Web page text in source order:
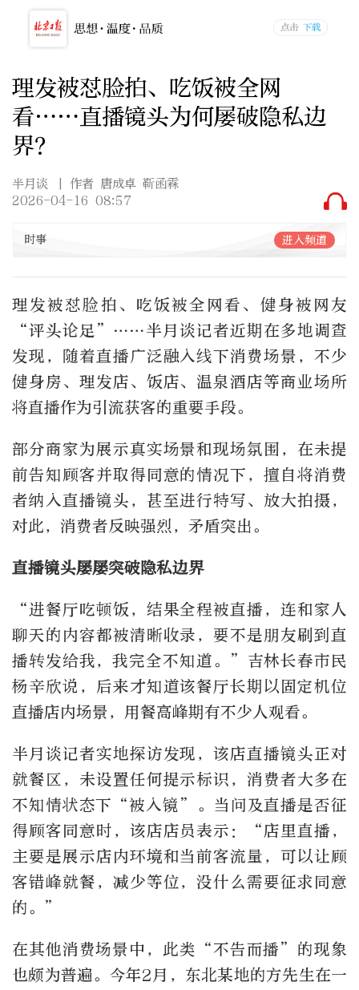
理发被怼脸拍、吃饭被全网
看……直播镜头为何屡破隐私边
界？
半月谈
| 作者 唐成卓 靳函霖
2026-04-16 08:57
时事 进入频道
理发被怼脸拍、吃饭被全网看、健身被网友
“评头论足”……半月谈记者近期在多地调查
发现，随着直播广泛融入线下消费场景，不少
健身房、理发店、饭店、温泉酒店等商业场所
将直播作为引流获客的重要手段。
部分商家为展示真实场景和现场氛围，在未提
前告知顾客并取得同意的情况下，擅自将消费
者纳入直播镜头，甚至进行特写、放大拍摄，
对此，消费者反映强烈，矛盾突出。
直播镜头屡屡突破隐私边界
“进餐厅吃顿饭，结果全程被直播，连和家人
聊天的内容都被清晰收录，要不是朋友刷到直
播转发给我，我完全不知道。”吉林长春市民
杨辛欣说，后来才知道该餐厅长期以固定机位
直播店内场景，用餐高峰期有不少人观看。
半月谈记者实地探访发现，该店直播镜头正对
就餐区，未设置任何提示标识，消费者大多在
不知情状态下“被入镜”。当问及直播是否征
得顾客同意时，该店店员表示：“店里直播，
主要是展示店内环境和当前客流量，可以让顾
客错峰就餐，减少等位，没什么需要征求同意
的。”
在其他消费场景中，此类“不告而播”的现象
也颇为普遍。今年2月，东北某地的方先生在一